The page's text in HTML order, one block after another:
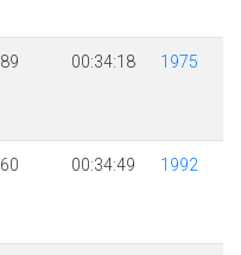
89 00:34:18 1975
60 00:34:49 1992